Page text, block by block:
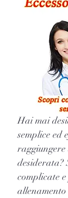
Hai mai
semplice ed
desiderata?
complicate